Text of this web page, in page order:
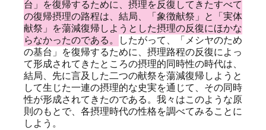
台」を復帰するために、摂理を反復してきたすべて
の復帰摂理の路程は、結局、「象徴献祭」と「実体
献祭」を蕩減復帰しようとした摂理の反復にほかな
らなかったのである。
したがって、「メシヤのため
の基台」を復帰するために、摂理路程の反復によっ
て形成されてきたところの摂理的同時性の時代は、
結局、先に言及した二つの献祭を蕩減復帰しようと
して生じた一連の摂理的な史実を通じて、その同時
性が形成されてきたのである。我々はこのような原
則のもとで、各摂理時代の性格を調べてみることに
しよう。